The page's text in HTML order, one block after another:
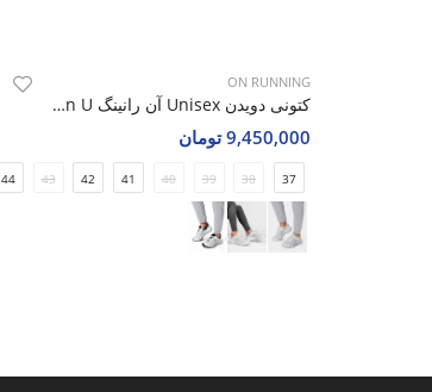
ON RUNNING
کتونی دویدن Unisex آن رانینگ On Running Horizon U
9,450,000 تومان
37
38
39
40
41
42
43
44